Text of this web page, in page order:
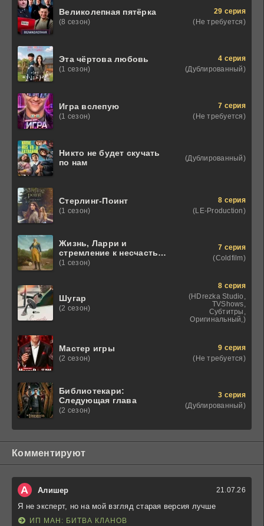
Великолепная пятёрка
(8 сезон)
29 серия
(Не требуется)
Эта чёртова любовь
(1 сезон)
4 серия
(Дублированный)
Игра вслепую
(1 сезон)
7 серия
(Не требуется)
Никто не будет скучать
по нам
(Дублированный)
Стерлинг-Поинт
(1 сезон)
8 серия
(LE-Production)
Жизнь, Ларри и
стремление к несчастью:
Почти история Америки
(1 сезон)
7 серия
(Coldfilm)
Шугар
(2 сезон)
8 серия
(HDrezka Studio,
TVShows,
Субтитры,
Оригинальный,)
Мастер игры
(2 сезон)
9 серия
(Не требуется)
Библиотекари:
Следующая глава
(2 сезон)
3 серия
(Дублированный)
Комментируют
А Алишер 21.07.26
Я не эксперт, но на мой взгляд старая версия лучше
ИП МАН: БИТВА КЛАНОВ